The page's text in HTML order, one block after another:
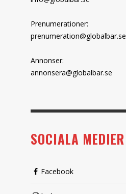
Prenumerationer:
prenumeration@globalbar.se
Annonser:
annonsera@globalbar.se
SOCIALA MEDIER
Facebook